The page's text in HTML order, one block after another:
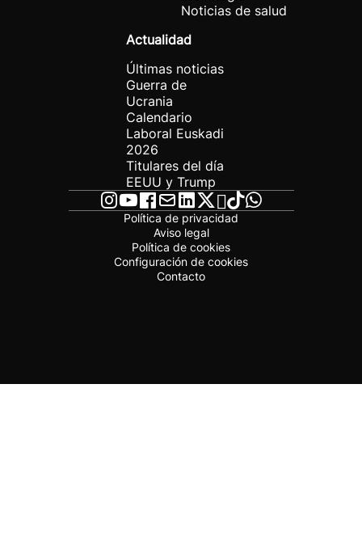
Noticias de salud
Actualidad
Últimas noticias
Guerra de
Ucrania
Calendario
Laboral Euskadi
2026
Titulares del día
EEUU y Trump
Política de privacidad
Aviso legal
Política de cookies
Configuración de cookies
Contacto